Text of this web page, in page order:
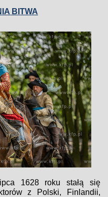
BITWA
1628 roku stałą się
z Polski, Finlandii,